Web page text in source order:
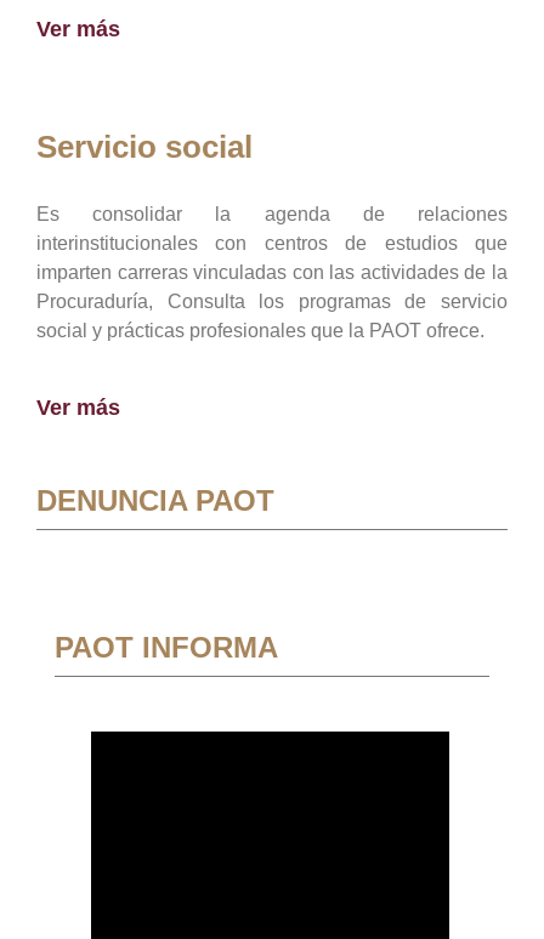
Ver más
Servicio social
Es consolidar la agenda de relaciones
interinstitucionales con centros de estudios que
imparten carreras vinculadas con las actividades de la
Procuraduría, Consulta los programas de servicio
social y prácticas profesionales que la PAOT ofrece.
Ver más
DENUNCIA PAOT
PAOT INFORMA